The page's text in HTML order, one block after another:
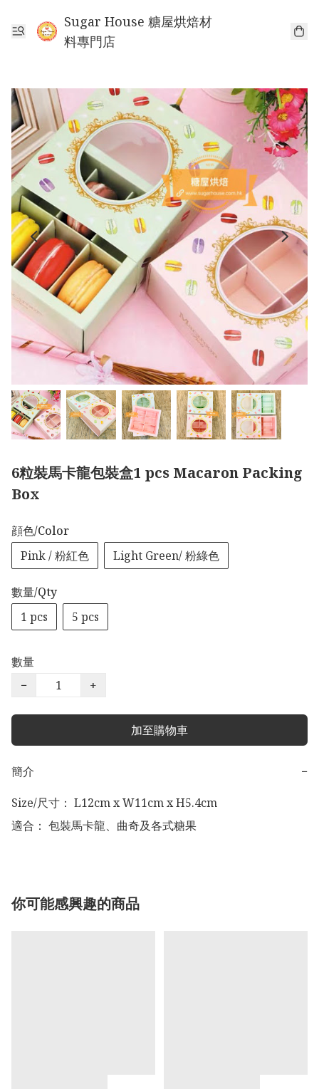
Sugar House 糖屋烘焙材
料專門店
6粒裝馬卡龍包裝盒1 pcs Macaron Packing
Box
顔色/Color
Pink / 粉紅色
Light Green/ 粉綠色
數量/Qty
1 pcs
5 pcs
數量
−
+
加至購物車
簡介
−
Size/尺寸： L12cm x W11cm x H5.4cm
適合： 包裝馬卡龍、曲奇及各式糖果
你可能感興趣的商品